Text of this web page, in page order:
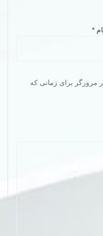
مرورگر برای زمانی که